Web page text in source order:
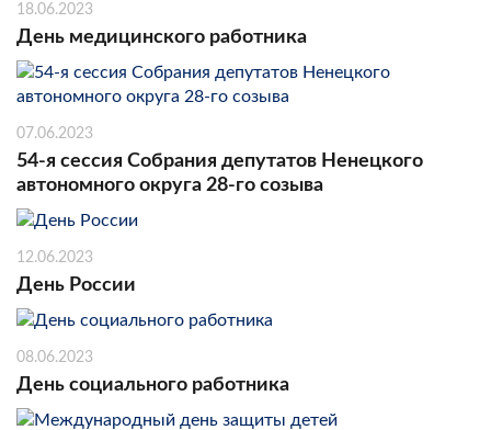
18.06.2023
День медицинского работника
07.06.2023
54-я сессия Собрания депутатов Ненецкого
автономного округа 28-го созыва
12.06.2023
День России
08.06.2023
День социального работника